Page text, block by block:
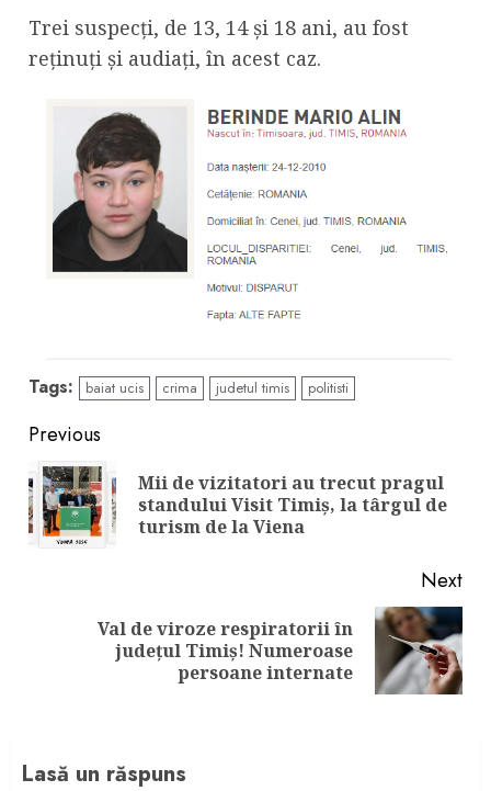
Trei suspecți, de 13, 14 și 18 ani, au fost
reținuți și audiați, în acest caz.
Tags: baiat ucis crima judetul timis politisti
Continue
Reading
Previous
Mii de vizitatori au trecut pragul
standului Visit Timiș, la târgul de
turism de la Viena
Next
Val de viroze respiratorii în
județul Timiș! Numeroase
persoane internate
Lasă un răspuns